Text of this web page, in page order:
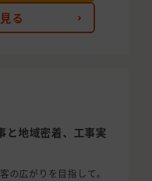
る
と地域密着、工事実
の広がりを目指して。